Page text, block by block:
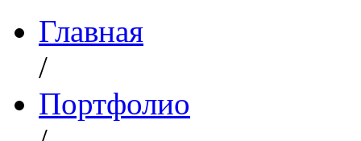
Главная
/
Портфолио